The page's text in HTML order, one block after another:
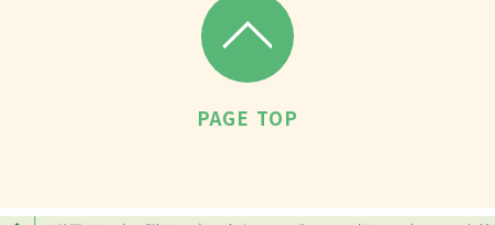
PAGE TOP